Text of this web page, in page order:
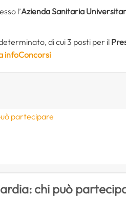
l’Azienda Sanitaria
di cui 3 posti per il
infoConcorsi
partecipare
chi può